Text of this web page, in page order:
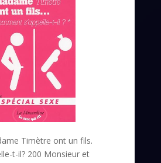
Timètre ont un fils.
t-il? 200 Monsieur et